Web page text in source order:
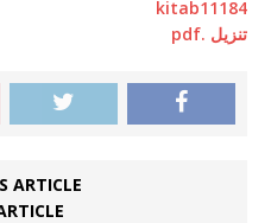
kitab11184
تنزيل .pdf
ARTICLE